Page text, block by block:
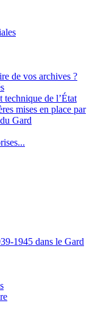
de vos archives ?
de l’État
mises en place par
Gard
1945 dans le Gard